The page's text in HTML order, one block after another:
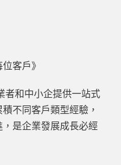
客戶》
者和中小企提供一站式
不同客戶類型經驗，
是企業發展成長必經